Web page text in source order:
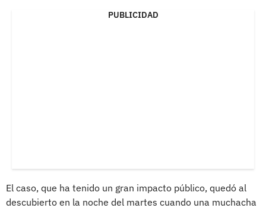
PUBLICIDAD
El caso, que ha tenido un gran impacto público, quedó al
descubierto en la noche del martes cuando una muchacha